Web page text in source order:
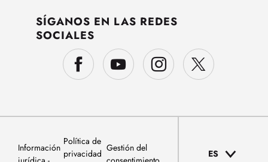
SÍGANOS EN LAS REDES
SOCIALES
Información
Política de
privacidad
Gestión del
ES